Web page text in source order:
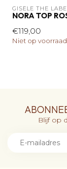
GISÈLE THE
NORA TOP
€119,00
Niet op voorraad
Blijf op